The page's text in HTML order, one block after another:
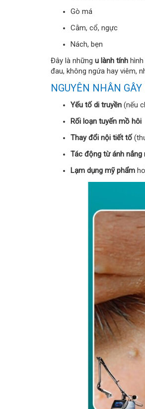
Gò má
Cằm, cổ, ngực
Nách, bẹn
Đây là những u lành tính
đau, không ngứa hay viêm,
NGUYÊN NHÂN
Yếu tố di truyền (nếu
Rối loạn tuyến mồ hôi
Thay đổi nội tiết tố
Tác động từ ánh nắng
Lạm dụng mỹ phẩm